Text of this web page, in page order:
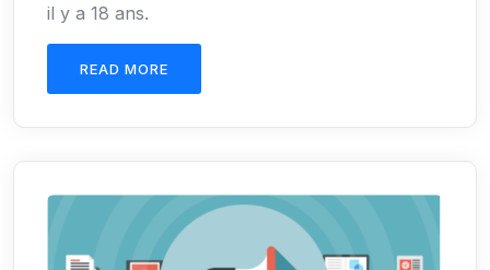
il y a 18 ans.
READ MORE